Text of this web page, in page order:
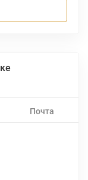
Почта